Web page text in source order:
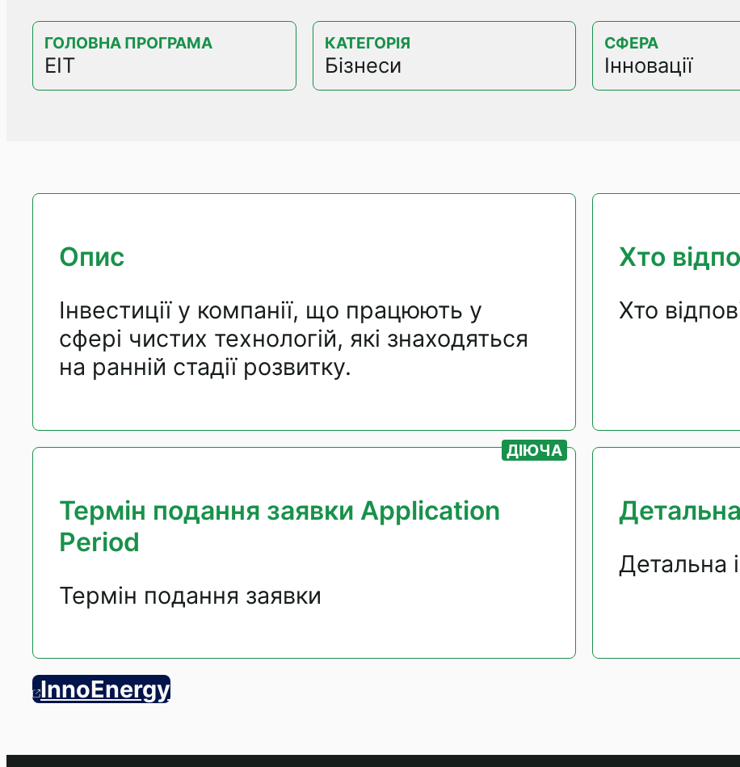
ГОЛОВНА ПРОГРАМА
EIT
КАТЕГОРІЯ
Бізнеси
СФЕРА
Інновації
Опис
Інвестиції у компанії, що працюють у
сфері чистих технологій, які знаходяться
на ранній стадії розвитку.
Хто
Хто
Термін подання заявки Application
Period
Термін подання заявки
ДІЮЧА
Детальна
InnoEnergy